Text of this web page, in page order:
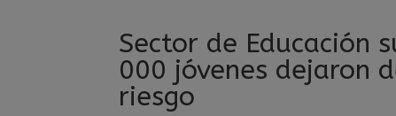
Sector de Educación
000 jóvenes dejaron
riesgo